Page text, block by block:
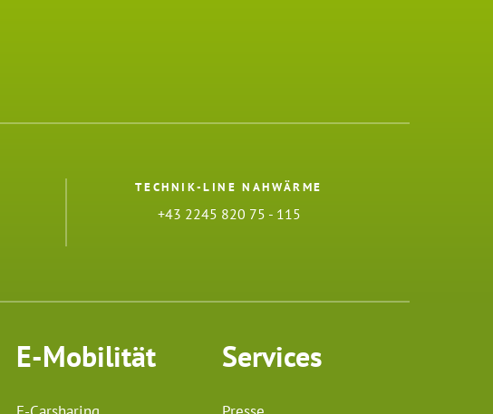
TECHNIK-LINE NAHWÄRME
+43 2245 820 75 - 115
E-Mobilität Services